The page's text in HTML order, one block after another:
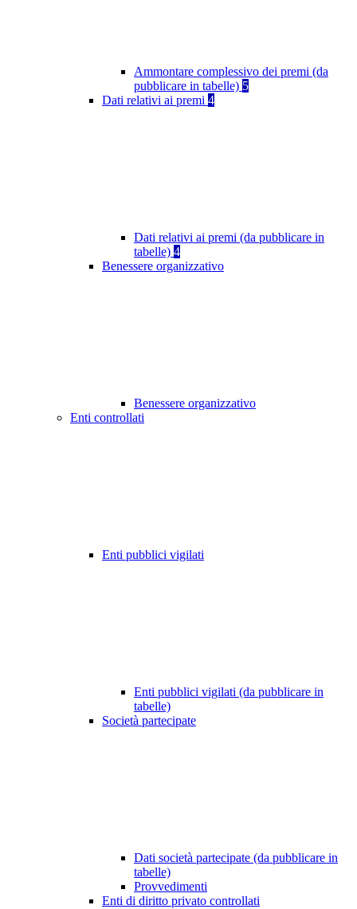
Ammontare complessivo dei premi (da
pubblicare in tabelle) 5
Dati relativi ai premi 4
Dati relativi ai premi (da pubblicare in
tabelle) 4
Benessere organizzativo
Benessere organizzativo
Enti controllati
Enti pubblici vigilati
Enti pubblici vigilati (da pubblicare in
tabelle)
Società partecipate
Dati società partecipate (da pubblicare in
tabelle)
Provvedimenti
Enti di diritto privato controllati